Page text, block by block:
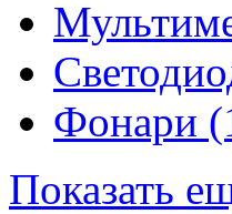
Фонари
Показать